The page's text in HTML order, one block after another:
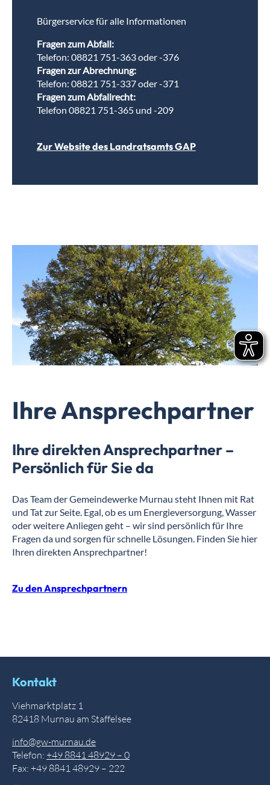
Bürgerservice für alle Informationen
Fragen zum Abfall:
Telefon: 08821 751-363 oder -376
Fragen zur Abrechnung:
Telefon: 08821 751-337 oder -371
Fragen zum Abfallrecht:
Telefon 08821 751-365 und -209
Zur Website des Landratsamts GAP
Ihre Ansprechpartner
Ihre direkten Ansprechpartner –
Persönlich für Sie da
Das Team der Gemeindewerke Murnau steht Ihnen mit Rat
und Tat zur Seite. Egal, ob es um Energieversorgung, Wasser
oder weitere Anliegen geht – wir sind persönlich für Ihre
Fragen da und sorgen für schnelle Lösungen. Finden Sie hier
Ihren direkten Ansprechpartner!
Zu den Ansprechpartnern
Kontakt
Viehmarktplatz 1
82418 Murnau am Staffelsee
info@gw-murnau.de
Telefon: +49 8841 48929 – 0
Fax: +49 8841 48929 – 222